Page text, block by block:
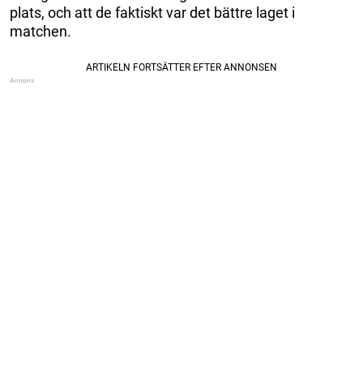
plats, och att de faktiskt var det bättre laget i
matchen.